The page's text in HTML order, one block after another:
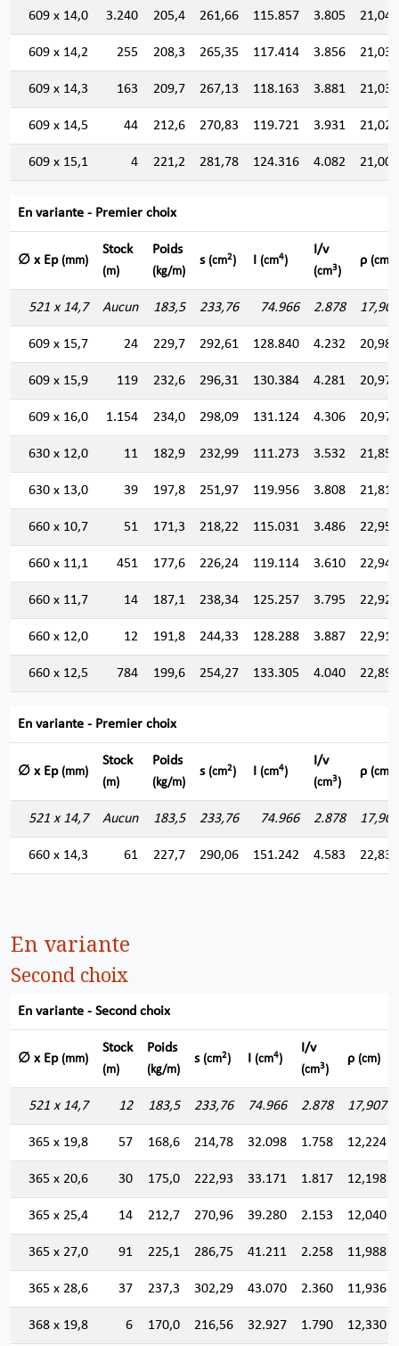
609 x 14,0 3.240 205,4 261,66 115.857 3.805 21,042
609 x 14,2 255 208,3 265,35 117.414 3.856 21,035
609 x 14,3 163 209,7 267,13 118.163 3.881 21,031
609 x 14,5 44 212,6 270,83 119.721 3.931 21,025
609 x 15,1 4 221,2 281,78 124.316 4.082 21,004
En variante - Premier choix
∅ x Ep (mm)
Stock
(m)
Poids
(kg/m)
s (cm2) I (cm4)
I/v
(cm3)
ρ (cm)
521 x 14,7 Aucun 183,5 233,76 74.966 2.878 17,907
609 x 15,7 24 229,7 292,61 128.840 4.232 20,983
609 x 15,9 119 232,6 296,31 130.384 4.281 20,976
609 x 16,0 1.154 234,0 298,09 131.124 4.306 20,973
630 x 12,0 11 182,9 232,99 111.273 3.532 21,853
630 x 13,0 39 197,8 251,97 119.956 3.808 21,819
660 x 10,7 51 171,3 218,22 115.031 3.486 22,959
660 x 11,1 451 177,6 226,24 119.114 3.610 22,945
660 x 11,7 14 187,1 238,34 125.257 3.795 22,924
660 x 12,0 12 191,8 244,33 128.288 3.887 22,914
660 x 12,5 784 199,6 254,27 133.305 4.040 22,896
En variante - Premier choix
∅ x Ep (mm)
Stock
(m)
Poids
(kg/m)
s (cm2) I (cm4)
I/v
(cm3)
ρ (cm)
521 x 14,7 Aucun 183,5 233,76 74.966 2.878 17,907
660 x 14,3 61 227,7 290,06 151.242 4.583 22,834
En variante
Second choix
En variante - Second choix
∅ x Ep (mm)
Stock
(m)
Poids
(kg/m)
s (cm2) I (cm4)
I/v
(cm3)
ρ (cm)
521 x 14,7 12 183,5 233,76 74.966 2.878 17,907
365 x 19,8 57 168,6 214,78 32.098 1.758 12,224
365 x 20,6 30 175,0 222,93 33.171 1.817 12,198
365 x 25,4 14 212,7 270,96 39.280 2.153 12,040
365 x 27,0 91 225,1 286,75 41.211 2.258 11,988
365 x 28,6 37 237,3 302,29 43.070 2.360 11,936
368 x 19,8 6 170,0 216,56 32.927 1.790 12,330